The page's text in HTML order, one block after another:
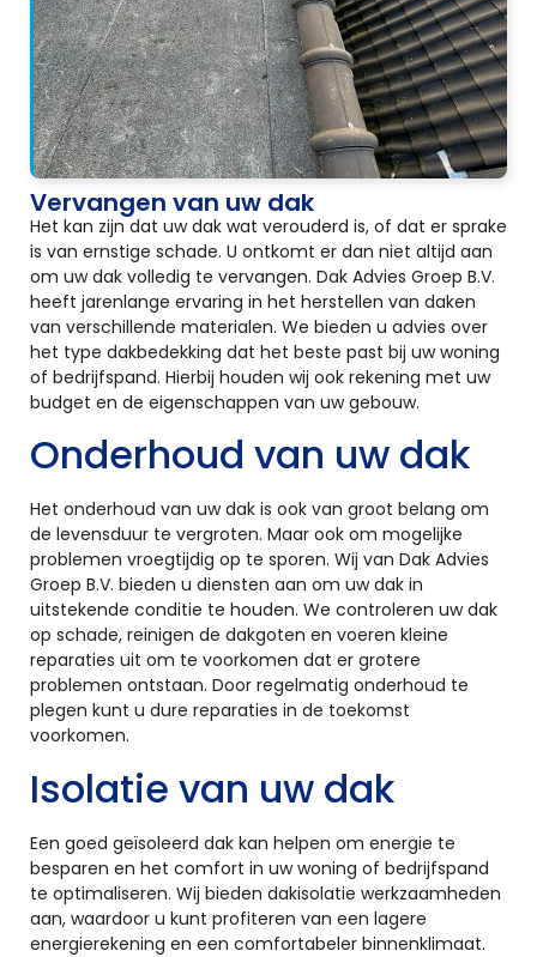
Vervangen van uw dak
Het kan zijn dat uw dak wat verouderd is, of dat er sprake
is van ernstige schade. U ontkomt er dan niet altijd aan
om uw dak volledig te vervangen. Dak Advies Groep B.V.
heeft jarenlange ervaring in het herstellen van daken
van verschillende materialen. We bieden u advies over
het type dakbedekking dat het beste past bij uw woning
of bedrijfspand. Hierbij houden wij ook rekening met uw
budget en de eigenschappen van uw gebouw.
Onderhoud van uw dak
Het onderhoud van uw dak is ook van groot belang om
de levensduur te vergroten. Maar ook om mogelijke
problemen vroegtijdig op te sporen. Wij van Dak Advies
Groep B.V. bieden u diensten aan om uw dak in
uitstekende conditie te houden. We controleren uw dak
op schade, reinigen de dakgoten en voeren kleine
reparaties uit om te voorkomen dat er grotere
problemen ontstaan. Door regelmatig onderhoud te
plegen kunt u dure reparaties in de toekomst
voorkomen.
Isolatie van uw dak
Een goed geïsoleerd dak kan helpen om energie te
besparen en het comfort in uw woning of bedrijfspand
te optimaliseren. Wij bieden dakisolatie werkzaamheden
aan, waardoor u kunt profiteren van een lagere
energierekening en een comfortabeler binnenklimaat.